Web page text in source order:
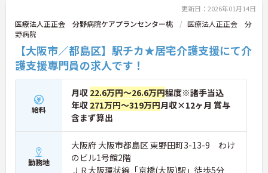
更新日：2026年01月14日
医療法人正正会 分野病院ケアプランセンター桃
医療法人正正会 分
野病院
【大阪市／都島区】駅チカ★居宅介護支援にて介
護支援専門員の求人です！
給料
月収 22.6万円～26.6万円程度※諸手当込
年収 271万円～319万円月収×12ヶ月 賞与
含まず算出
勤務地
大阪府 大阪市都島区 東野田町3-13-9 わけ
のビル1号館2階
ＪＲ大阪環状線「京橋(大阪)駅」徒歩5分